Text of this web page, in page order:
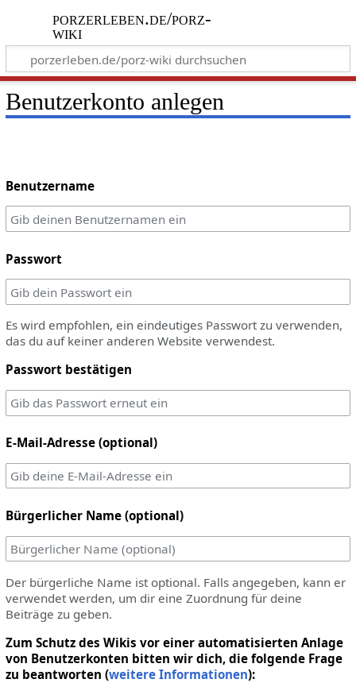
porzerleben.de/porz-
wiki
Benutzerkonto anlegen
Benutzername
Passwort
Es wird empfohlen, ein eindeutiges Passwort zu verwenden,
das du auf keiner anderen Website verwendest.
Passwort bestätigen
E-Mail-Adresse (optional)
Bürgerlicher Name (optional)
Der bürgerliche Name ist optional. Falls angegeben, kann er
verwendet werden, um dir eine Zuordnung für deine
Beiträge zu geben.
Zum Schutz des Wikis vor einer automatisierten Anlage
von Benutzerkonten bitten wir dich, die folgende Frage
zu beantworten (weitere Informationen):